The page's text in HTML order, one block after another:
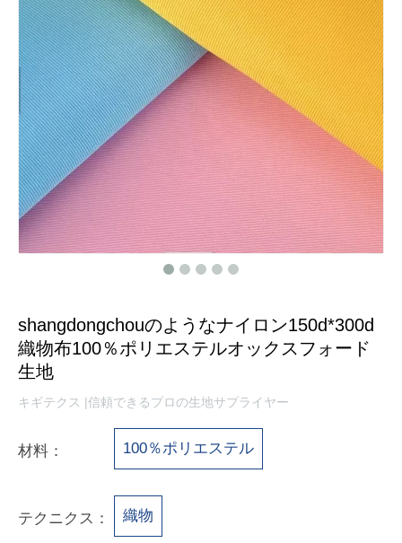
shangdongchouのようなナイロン150d*300d
織物布100％ポリエステルオックスフォード
生地
キギテクス |信頼できるプロの生地サプライヤー
材料： 100％ポリエステル
テクニクス： 織物